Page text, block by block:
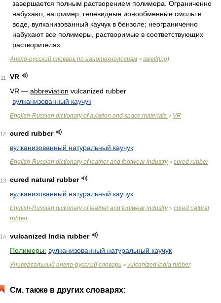
завершается полным растворением полимера. Ограниченно
набухают, например, гелевидные ионообменные смолы в
воде, вулканизованный каучук в бензоле; неограниченно
набухают все полимеры, растворимые в соответствующих
растворителях.
Англо-русский словарь по нанотехнологиям > swell(ing)
11
VR
VR — abbreviation vulcanized rubber
вулканизованный каучук
English-Russian dictionary of aviation and space materials > VR
12
cured rubber
вулканизованный натуральный каучук
English-Russian dictionary of leather and footwear industry> cured rubber
13
cured natural rubber
вулканизованный натуральный каучук
English-Russian dictionary of leather and footwear industry> cured natural
rubber
14
vulcanized India rubber
Полимеры: вулканизованный натуральный каучук
Универсальный англо-русский словарь > vulcanized India rubber
См. также в других словарях: